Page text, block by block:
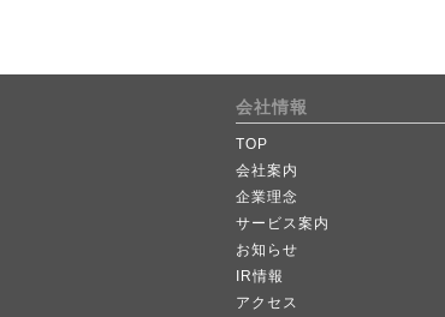
会社情報
TOP
会社案内
企業理念
サービス案内
お知らせ
IR情報
アクセス